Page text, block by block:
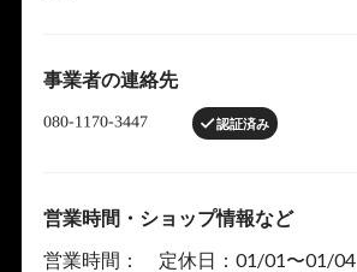
事業者の連絡先
認証済み
営業時間・ショップ情報など
営業時間： 定休日：01/01〜01/04